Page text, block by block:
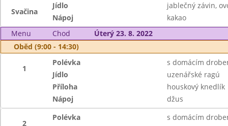
Svačina
Jídlo
jablečný závin,
Nápoj
kakao
Menu
Chod
Úterý 23. 8. 2022
Oběd (9:00 - 14:30)
1
Polévka
s domácím
Jídlo
uzenářské ragú
Příloha
houskový knedlík
Nápoj
džus
2
Polévka
s domácím